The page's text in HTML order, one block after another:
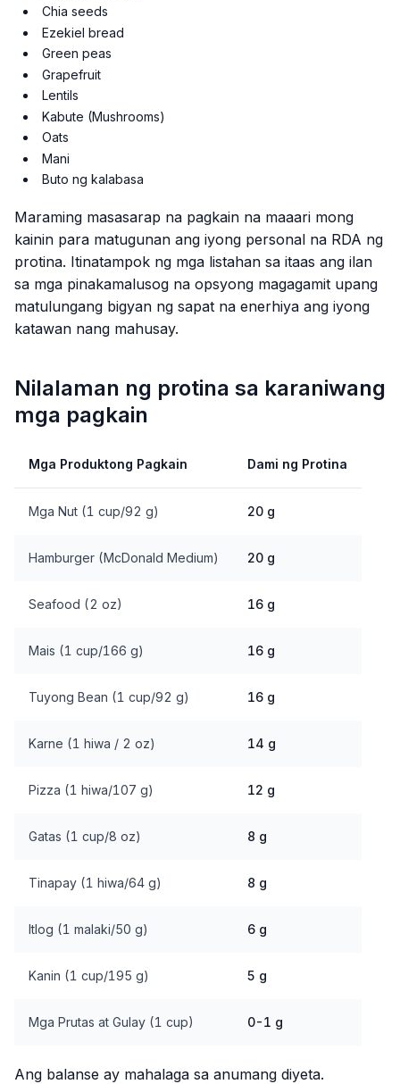
Chia seeds
Ezekiel bread
Green peas
Grapefruit
Lentils
Kabute (Mushrooms)
Oats
Mani
Buto ng kalabasa
Maraming masasarap na pagkain na maaari mong
kainin para matugunan ang iyong personal na RDA ng
protina. Itinatampok ng mga listahan sa itaas ang ilan
sa mga pinakamalusog na opsyong magagamit upang
matulungang bigyan ng sapat na enerhiya ang iyong
katawan nang mahusay.
Nilalaman ng protina sa karaniwang
mga pagkain
Mga Produktong Pagkain Dami ng Protina
Mga Nut (1 cup/92 g) 20 g
Hamburger (McDonald Medium) 20 g
Seafood (2 oz) 16 g
Mais (1 cup/166 g) 16 g
Tuyong Bean (1 cup/92 g) 16 g
Karne (1 hiwa / 2 oz) 14 g
Pizza (1 hiwa/107 g) 12 g
Gatas (1 cup/8 oz) 8 g
Tinapay (1 hiwa/64 g) 8 g
Itlog (1 malaki/50 g) 6 g
Kanin (1 cup/195 g) 5 g
Mga Prutas at Gulay (1 cup) 0-1 g
Ang balanse ay mahalaga sa anumang diyeta.